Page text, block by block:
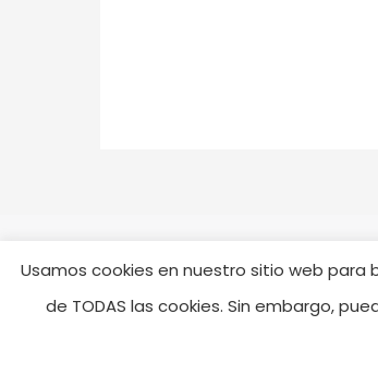
Usamos cookies en nuestro sitio web para
de TODAS las cookies. Sin embargo,